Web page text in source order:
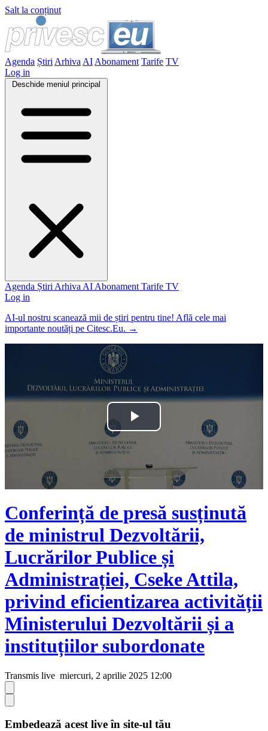
Salt la conținut
Agenda Știri Arhiva AI Abonament Tarife TV
Log in
Deschide meniul principal
Agenda Știri Arhiva AI Abonament Tarife TV
Log in
AI-ul nostru scanează mii de știri pentru tine! Află cele mai
importante noutăți pe Citesc.Eu. →
Play
Conferință de presă susținută
de ministrul Dezvoltării,
Lucrărilor Publice și
Administrației, Cseke Attila,
privind eficientizarea activității
Ministerului Dezvoltării și a
instituțiilor subordonate
Transmis live miercuri, 2 aprilie 2025 12:00
Embedează acest live în site-ul tău